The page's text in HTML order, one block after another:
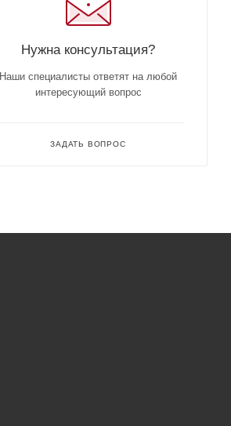
Нужна консультация?
Наши специалисты ответят на любой
интересующий вопрос
ЗАДАТЬ ВОПРОС